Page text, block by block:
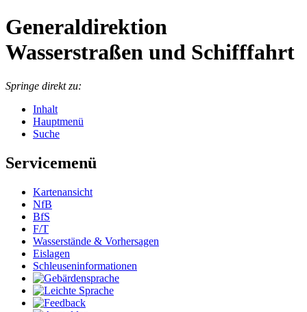
Generaldirektion
Wasserstraßen und Schifffahrt
Springe direkt zu:
Inhalt
Hauptmenü
Suche
Servicemenü
Kartenansicht
NfB
BfS
F/T
Wasserstände & Vorhersagen
Eislagen
Schleuseninformationen